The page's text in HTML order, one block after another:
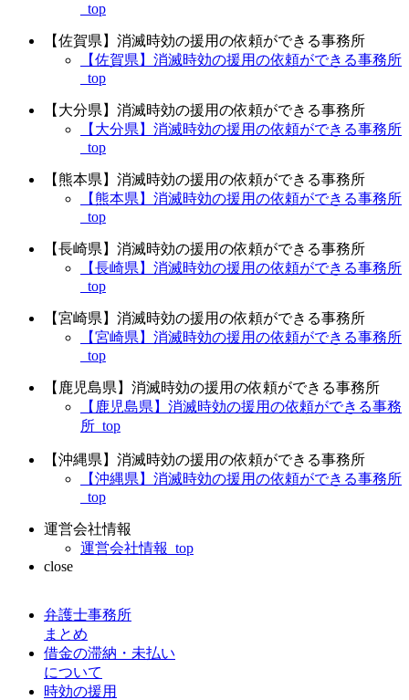
_top
【佐賀県】消滅時効の援用の依頼ができる事務所
【佐賀県】消滅時効の援用の依頼ができる事務所
_top
【大分県】消滅時効の援用の依頼ができる事務所
【大分県】消滅時効の援用の依頼ができる事務所
_top
【熊本県】消滅時効の援用の依頼ができる事務所
【熊本県】消滅時効の援用の依頼ができる事務所
_top
【長崎県】消滅時効の援用の依頼ができる事務所
【長崎県】消滅時効の援用の依頼ができる事務所
_top
【宮崎県】消滅時効の援用の依頼ができる事務所
【宮崎県】消滅時効の援用の依頼ができる事務所
_top
【鹿児島県】消滅時効の援用の依頼ができる事務所
【鹿児島県】消滅時効の援用の依頼ができる事務
所_top
【沖縄県】消滅時効の援用の依頼ができる事務所
【沖縄県】消滅時効の援用の依頼ができる事務所
_top
運営会社情報
運営会社情報_top
close
弁護士事務所
まとめ
借金の滞納・未払い
について
時効の援用